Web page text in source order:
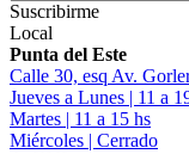
Suscribirme
Local
Punta del Este
Calle 30, esq Av.
Jueves a Lunes | 11 a
Martes | 11 a 15 hs
Miércoles | Cerrado